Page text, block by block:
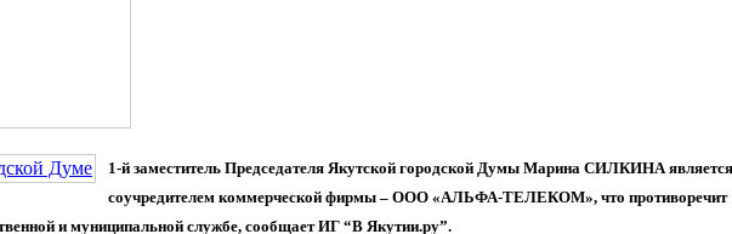
1-й заместитель Председателя Якутской городской Думы Марина СИЛКИНА является
соучредителем коммерческой фирмы – ООО «АЛЬФА-ТЕЛЕКОМ», что противоречит
и муниципальной службе, сообщает ИГ “В Якутии.ру”.